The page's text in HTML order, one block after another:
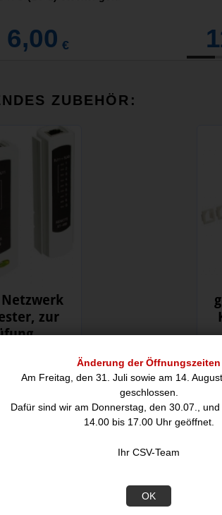
Änderung der Öffnungszeiten
Am Freitag, den 31. Juli sowie am 14.
geschlossen.
Dafür sind wir am Donnerstag, den 30.07.,
14.00 bis 17.00 Uhr geöffnet.
Ihr CSV-Team
OK
6,00 €
ZUBEHÖR:
zur